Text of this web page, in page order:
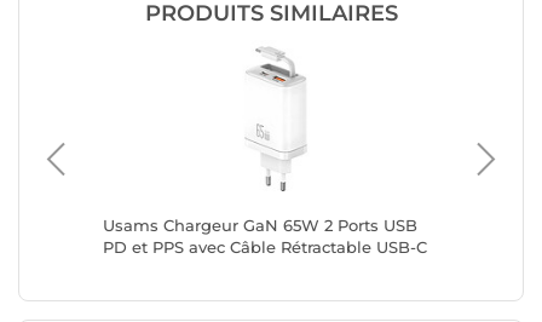
PRODUITS SIMILAIRES
Usams Chargeur GaN 65W 2 Ports USB
PD et PPS avec Câble Rétractable USB-C